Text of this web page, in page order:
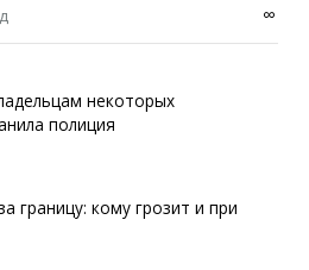
∞
некоторых
полиция
границу: кому грозит и при